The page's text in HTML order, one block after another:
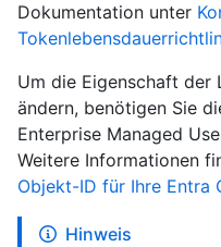
Dokumentation unter
Um die Eigenschaft der
ändern, benötigen Sie
Enterprise Managed
Weitere Informationen
Objekt-ID für Ihre Entra
Hinweis